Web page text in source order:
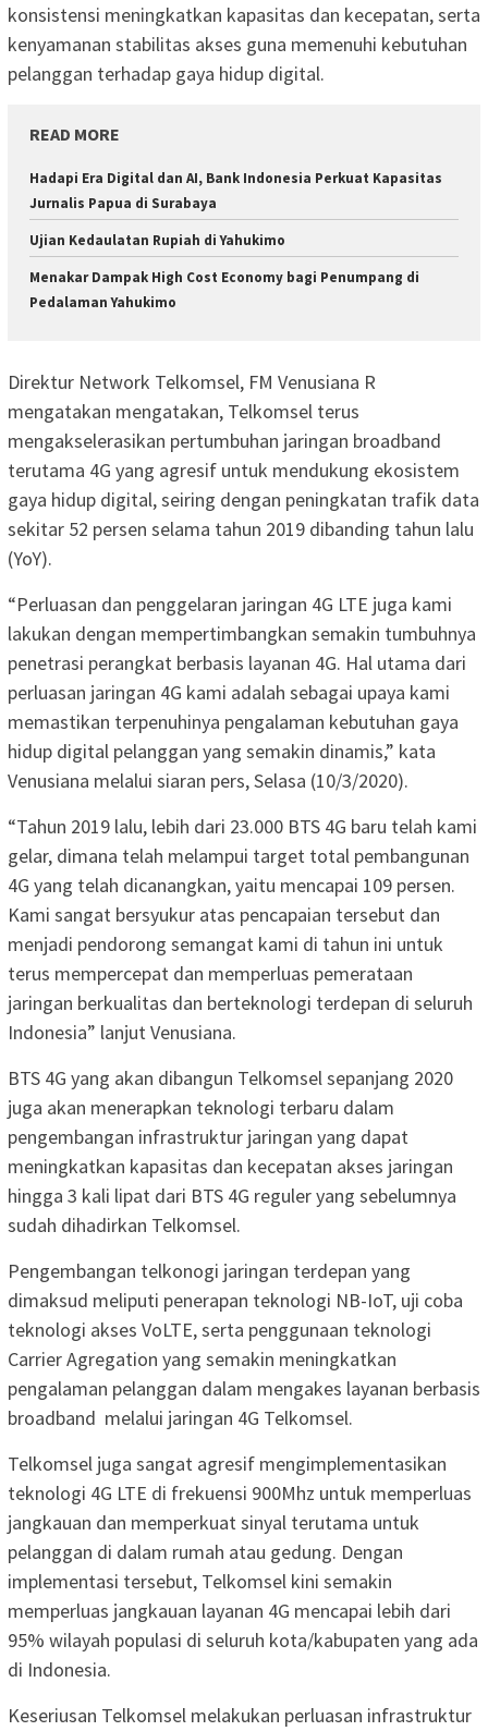
konsistensi meningkatkan kapasitas dan kecepatan, serta
kenyamanan stabilitas akses guna memenuhi kebutuhan
pelanggan terhadap gaya hidup digital.
READ MORE
Hadapi Era Digital dan AI, Bank Indonesia Perkuat Kapasitas
Jurnalis Papua di Surabaya
Ujian Kedaulatan Rupiah di Yahukimo
Menakar Dampak High Cost Economy bagi Penumpang di
Pedalaman Yahukimo
Direktur Network Telkomsel, FM Venusiana R
mengatakan mengatakan, Telkomsel terus
mengakselerasikan pertumbuhan jaringan broadband
terutama 4G yang agresif untuk mendukung ekosistem
gaya hidup digital, seiring dengan peningkatan trafik data
sekitar 52 persen selama tahun 2019 dibanding tahun lalu
(YoY).
“Perluasan dan penggelaran jaringan 4G LTE juga kami
lakukan dengan mempertimbangkan semakin tumbuhnya
penetrasi perangkat berbasis layanan 4G. Hal utama dari
perluasan jaringan 4G kami adalah sebagai upaya kami
memastikan terpenuhinya pengalaman kebutuhan gaya
hidup digital pelanggan yang semakin dinamis,” kata
Venusiana melalui siaran pers, Selasa (10/3/2020).
“Tahun 2019 lalu, lebih dari 23.000 BTS 4G baru telah kami
gelar, dimana telah melampui target total pembangunan
4G yang telah dicanangkan, yaitu mencapai 109 persen.
Kami sangat bersyukur atas pencapaian tersebut dan
menjadi pendorong semangat kami di tahun ini untuk
terus mempercepat dan memperluas pemerataan
jaringan berkualitas dan berteknologi terdepan di seluruh
Indonesia” lanjut Venusiana.
BTS 4G yang akan dibangun Telkomsel sepanjang 2020
juga akan menerapkan teknologi terbaru dalam
pengembangan infrastruktur jaringan yang dapat
meningkatkan kapasitas dan kecepatan akses jaringan
hingga 3 kali lipat dari BTS 4G reguler yang sebelumnya
sudah dihadirkan Telkomsel.
Pengembangan telkonogi jaringan terdepan yang
dimaksud meliputi penerapan teknologi NB-IoT, uji coba
teknologi akses VoLTE, serta penggunaan teknologi
Carrier Agregation yang semakin meningkatkan
pengalaman pelanggan dalam mengakes layanan berbasis
broadband melalui jaringan 4G Telkomsel.
Telkomsel juga sangat agresif mengimplementasikan
teknologi 4G LTE di frekuensi 900Mhz untuk memperluas
jangkauan dan memperkuat sinyal terutama untuk
pelanggan di dalam rumah atau gedung. Dengan
implementasi tersebut, Telkomsel kini semakin
memperluas jangkauan layanan 4G mencapai lebih dari
95% wilayah populasi di seluruh kota/kabupaten yang ada
di Indonesia.
Keseriusan Telkomsel melakukan perluasan infrastruktur